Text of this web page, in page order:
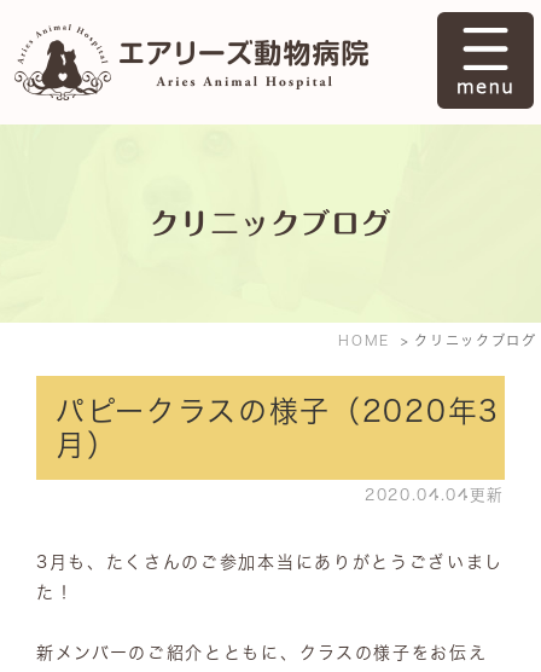
クリニックブログ
HOME クリニックブログ
パピークラスの様子（2020年3
月）
2020.04.04更新
3月も、たくさんのご参加本当にありがとうございまし
た！
新メンバーのご紹介とともに、クラスの様子をお伝え